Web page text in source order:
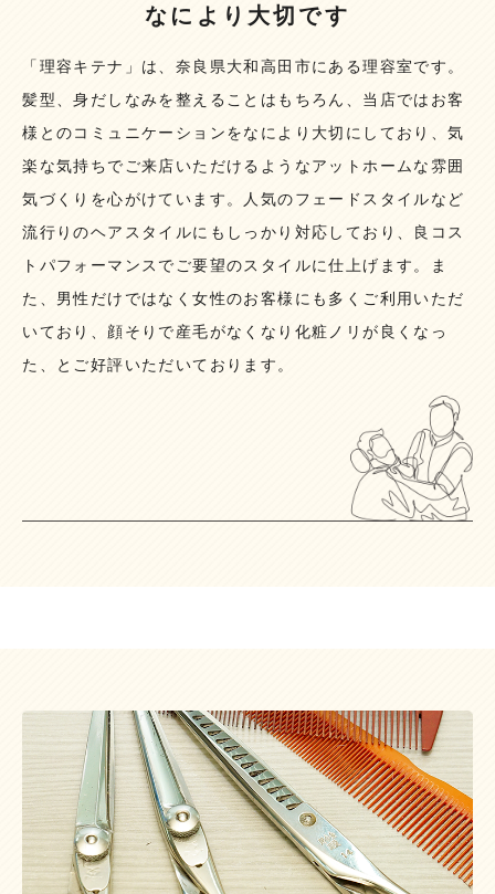
なにより大切です
「理容キテナ」は、奈良県大和高田市にある理容室です。
髪型、身だしなみを整えることはもちろん、当店ではお客
様とのコミュニケーションをなにより大切にしており、気
楽な気持ちでご来店いただけるようなアットホームな雰囲
気づくりを心がけています。
人気のフェードスタイルなど
流行りのヘアスタイルにもしっかり対応しており、良コス
トパフォーマンスでご要望のスタイルに仕上げます。ま
た、男性だけではなく女性のお客様にも多くご利用いただ
いており、顔そりで産毛がなくなり化粧ノリが良くなっ
た、とご好評いただいております。